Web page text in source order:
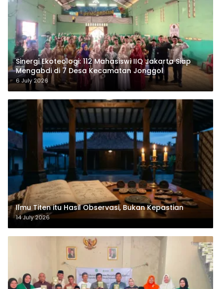
‎Sinergi Ekoteologi: 112 Mahasiswi IIQ Jakarta Siap
Mengabdi di 7 Desa Kecamatan Jonggol
6 July 2026
Ilmu Titen itu Hasil Observasi, Bukan Kepastian
14 July 2026